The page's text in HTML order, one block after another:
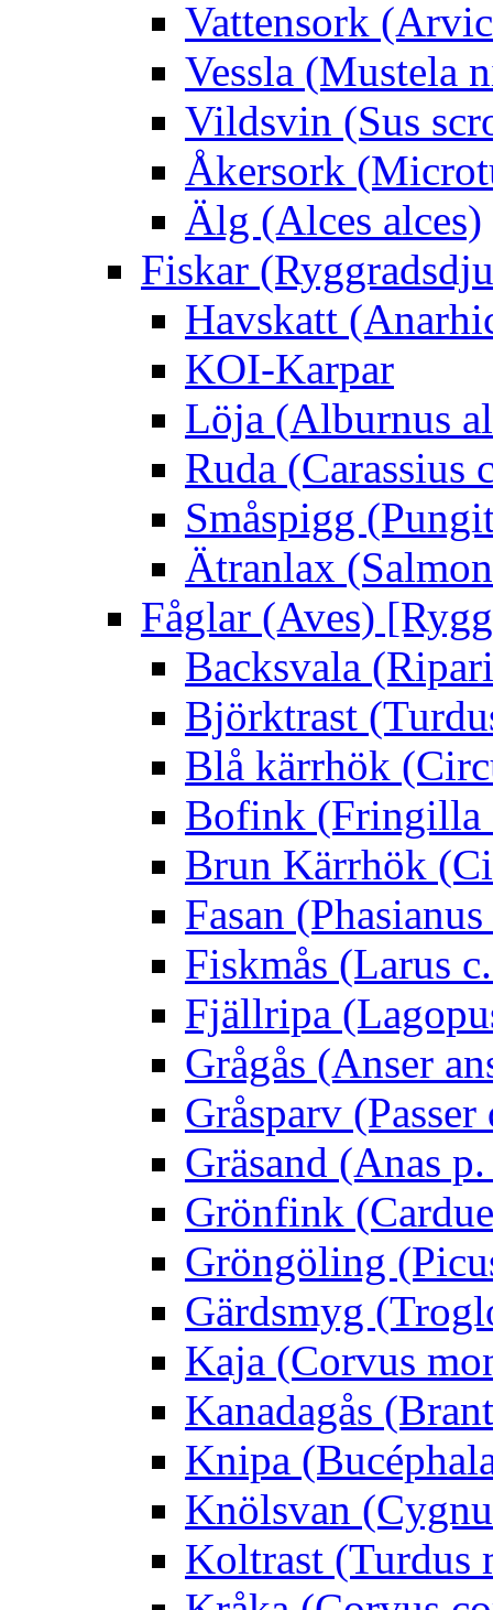
Vattensork
Vessla (Mustela
Vildsvin (Sus
Åkersork
Älg (Alces alces)
Fiskar
Havskatt
KOI-Karpar
Löja (Alburnus
Ruda (Carassius
Småspigg
Ätranlax
Fåglar (Aves)
Backsvala
Björktrast
Blå kärrhök
Bofink (Fringilla
Brun Kärrhök
Fasan
Fiskmås (Larus
Fjällripa
Grågås (Anser
Gråsparv
Gräsand (Anas
Grönfink
Gröngöling
Gärdsmyg
Kaja (Corvus
Kanadagås
Knipa
Knölsvan
Koltrast (Turdus